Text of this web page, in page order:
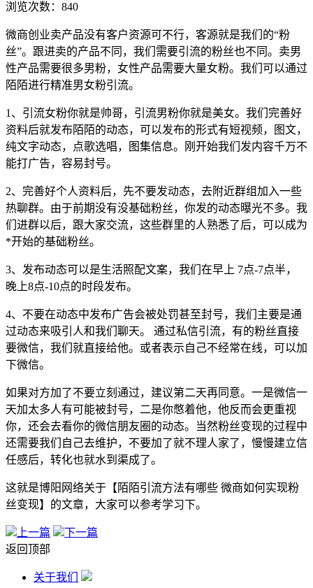
浏览次数：840
微商创业卖产品没有客户资源可不行，客源就是我们的“粉
丝”。跟进卖的产品不同，我们需要引流的粉丝也不同。卖男
性产品需要很多男粉，女性产品需要大量女粉。我们可以通过
陌陌进行精准男女粉引流。
1、引流女粉你就是帅哥，引流男粉你就是美女。我们完善好
资料后就发布陌陌的动态，可以发布的形式有短视频，图文，
纯文字动态，点歌选唱，图集信息。刚开始我们发内容千万不
能打广告，容易封号。
2、完善好个人资料后，先不要发动态，去附近群组加入一些
热聊群。由于前期没有没基础粉丝，你发的动态曝光不多。我
们进群以后，跟大家交流，这些群里的人熟悉了后，可以成为
*开始的基础粉丝。
3、发布动态可以是生活照配文案，我们在早上 7点-7点半，
晚上8点-10点的时段发布。
4、不要在动态中发布广告会被处罚甚至封号，我们主要是通
过动态来吸引人和我们聊天。 通过私信引流，有的粉丝直接
要微信，我们就直接给他。或者表示自己不经常在线，可以加
下微信。
如果对方加了不要立刻通过，建议第二天再同意。一是微信一
天加太多人有可能被封号，二是你憋着他，他反而会更重视
你，还会去看你的微信朋友圈的动态。当然粉丝变现的过程中
还需要我们自己去维护，不要加了就不理人家了，慢慢建立信
任感后，转化也就水到渠成了。
这就是博阳网络关于【陌陌引流方法有哪些 微商如何实现粉
丝变现】的文章，大家可以参考学习下。
上一篇
下一篇
返回顶部
关于我们